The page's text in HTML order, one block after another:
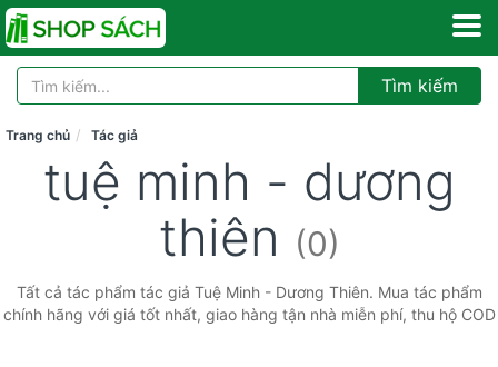
Tìm kiếm
Trang chủ Tác giả
tuệ minh - dương
thiên (0)
Tất cả tác phẩm tác giả Tuệ Minh - Dương Thiên. Mua tác phẩm
chính hãng với giá tốt nhất, giao hàng tận nhà miễn phí, thu hộ COD